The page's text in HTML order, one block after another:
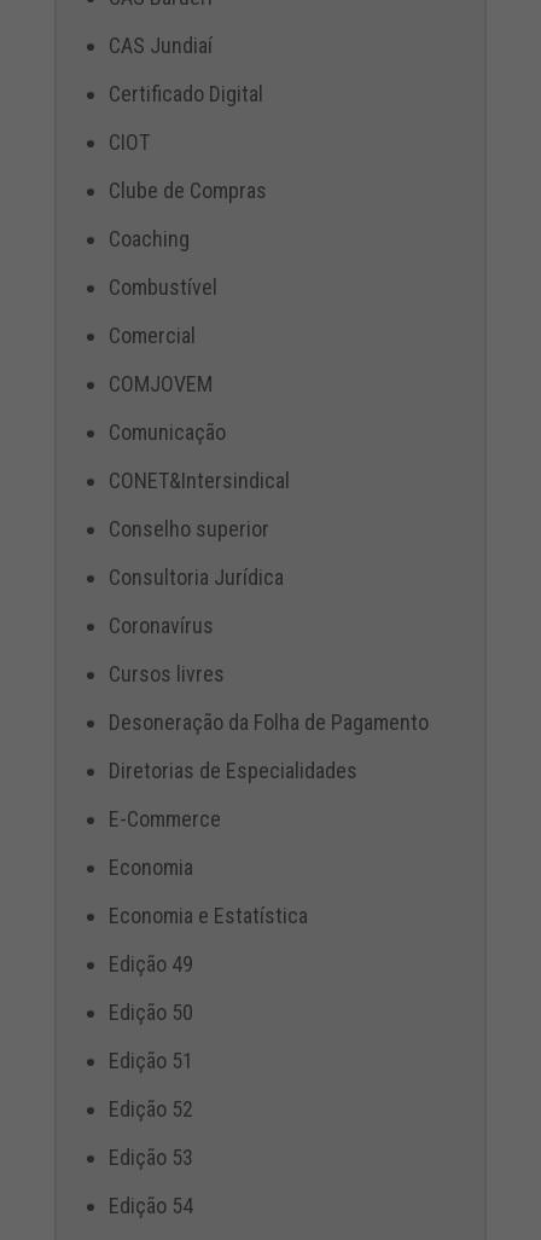
CAS Jundiaí
Certificado Digital
CIOT
Clube de Compras
Coaching
Combustível
Comercial
COMJOVEM
Comunicação
CONET&Intersindical
Conselho superior
Consultoria Jurídica
Coronavírus
Cursos livres
Desoneração da Folha de Pagamento
Diretorias de Especialidades
E-Commerce
Economia
Economia e Estatística
Edição 49
Edição 50
Edição 51
Edição 52
Edição 53
Edição 54